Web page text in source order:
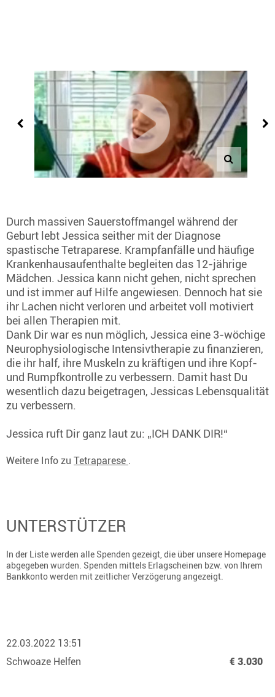
Durch massiven Sauerstoffmangel während der
Geburt lebt Jessica seither mit der Diagnose
spastische Tetraparese. Krampfanfälle und häufige
Krankenhausaufenthalte begleiten das 12-jährige
Mädchen. Jessica kann nicht gehen, nicht sprechen
und ist immer auf Hilfe angewiesen. Dennoch hat sie
ihr Lachen nicht verloren und arbeitet voll motiviert
bei allen Therapien mit.
Dank Dir war es nun möglich, Jessica eine 3-wöchige
Neurophysiologische Intensivtherapie zu finanzieren,
die ihr half, ihre Muskeln zu kräftigen und ihre Kopf-
und Rumpfkontrolle zu verbessern. Damit hast Du
wesentlich dazu beigetragen, Jessicas Lebensqualität
zu verbessern.
Jessica ruft Dir ganz laut zu: „ICH DANK DIR!“
Weitere Info zu Tetraparese .
UNTERSTÜTZER
In der Liste werden alle Spenden gezeigt, die über unsere Homepage
abgegeben wurden. Spenden mittels Erlagscheinen bzw. von Ihrem
Bankkonto werden mit zeitlicher Verzögerung angezeigt.
22.03.2022 13:51
Schwoaze Helfen
€ 3.030